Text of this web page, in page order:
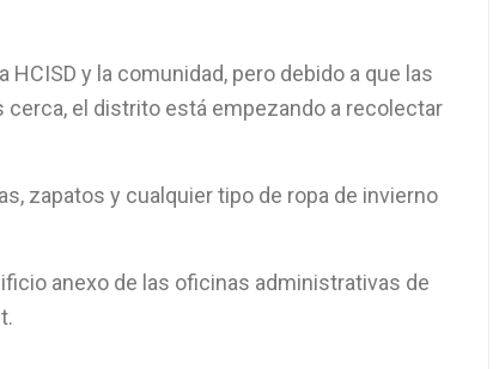
y la comunidad, pero debido a que las
el distrito está empezando a recolectar
zapatos y cualquier tipo de ropa de invierno
anexo de las oficinas administrativas de